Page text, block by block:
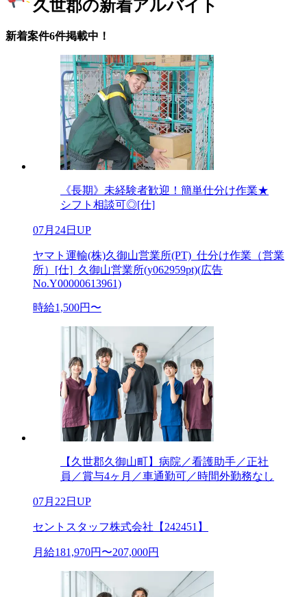
久世郡の新着アルバイト
新着案件6件掲載中！
《長期》未経験者歓迎！簡単仕分け作業★
シフト相談可◎[仕]
07月24日UP
ヤマト運輸(株)久御山営業所(PT)_仕分け作業（営業
所）[仕]_久御山営業所(y062959pt)(広告
No.Y00000613961)
時給1,500円〜
【久世郡久御山町】病院／看護助手／正社
員／賞与4ヶ月／車通勤可／時間外勤務なし
07月22日UP
セントスタッフ株式会社【242451】
月給181,970円〜207,000円